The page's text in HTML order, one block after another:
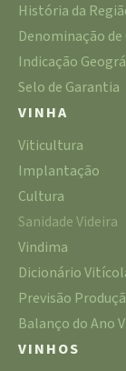
História da
Denominação
Indicação
Selo de Garantia
VINHA
Viticultura
Implantação
Cultura
Sanidade Videira
Vindima
Dicionário
Previsão
Balanço do Ano
VINHOS